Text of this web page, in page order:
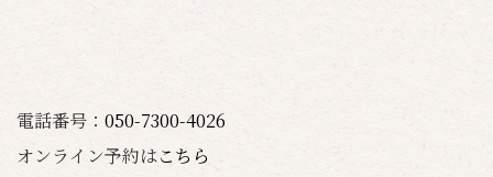
電話番号： 050-7300-4026
オンライン予約はこちら